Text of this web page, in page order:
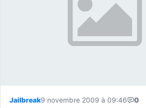
Jailbreak9 novembre 2009 à 09:46 0